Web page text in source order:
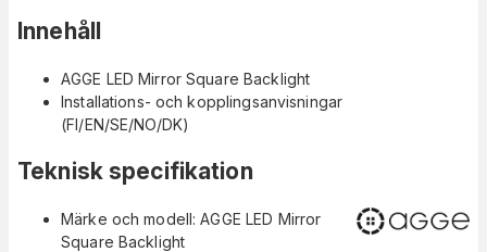
Innehåll
AGGE LED Mirror Square Backlight
Installations- och kopplingsanvisningar
(FI/EN/SE/NO/DK)
Teknisk specifikation
Märke och modell: AGGE LED Mirror
Square Backlight